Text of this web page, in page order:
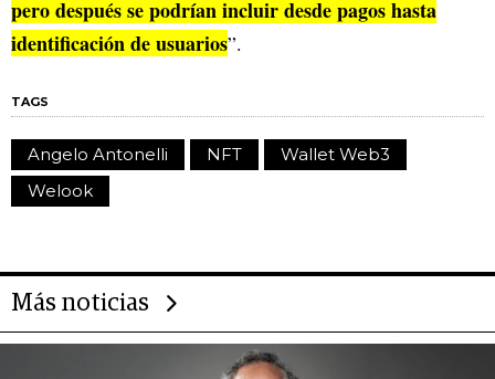
pero después se podrían incluir desde pagos hasta
identificación de usuarios”.
TAGS
Angelo Antonelli NFT
Wallet Web3
Welook
Más noticias